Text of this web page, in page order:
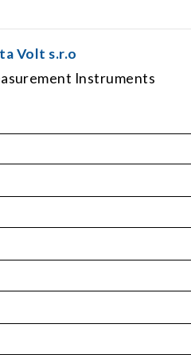
Volt s.r.o
Instruments